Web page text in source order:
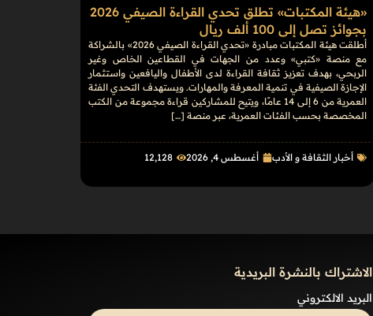
«هيئة المكتبات» تطلق تحدي القراءة الصيفي 2026
بجوائز تصل إلى 100 ألف ريال
أطلقت هيئة المكتبات مبادرة «تحدي القراءة الصيفي 2026» بالشراكة
مع منصة «كتبي» وعدد من الجهات في القطاعين الخاص وغير
الربحي، بهدف تعزيز ثقافة القراءة لدى الأطفال واليافعين واستثمار
الإجازة الصيفية في تنمية المعرفة والمهارات. ويستهدف التحدي الفئة
العمرية من 6 إلى 14 عامًا، ويتيح للمشاركين قراءة مجموعة من الكتب
المخصصة بحسب الفئات العمرية، عبر منصة […]
أخبار الثقافة و الأدب أغسطس 4, 2026 12٬128
الاشتراك بالنشرة البريدية
البريد الالكتروني